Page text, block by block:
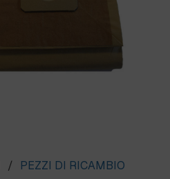
/ PEZZI DI RICAMBIO